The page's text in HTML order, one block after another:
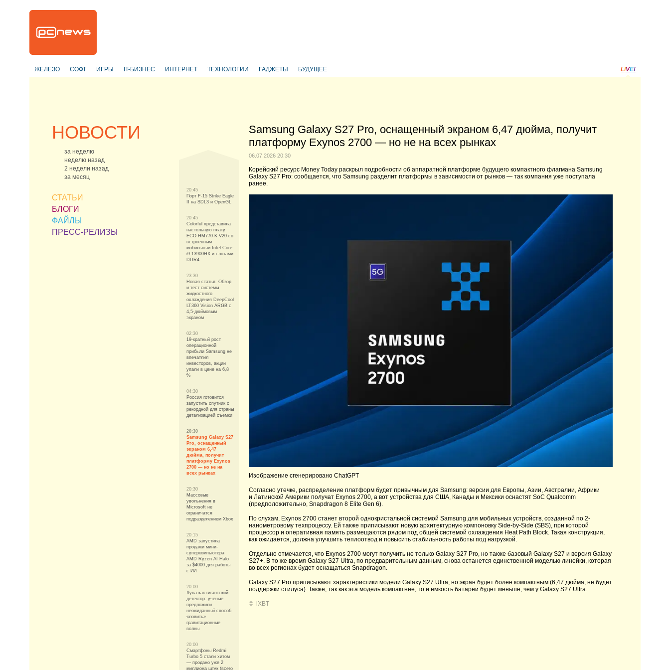
ЖЕЛЕЗО СОФТ ИГРЫ IT-БИЗНЕС ИНТЕРНЕТ ТЕХНОЛОГИИ ГАДЖЕТЫ БУДУЩЕЕ LIVE!
НОВОСТИ
за неделю
неделю назад
2 недели назад
за месяц
СТАТЬИ
БЛОГИ
ФАЙЛЫ
ПРЕСС-РЕЛИЗЫ
20:45
Порт F-15 Strike Eagle
II на SDL3 и OpenGL
20:45
Colorful представила
настольную плату
ECO HM770-K V20 со
встроенным
мобильным Intel Core
i9-13900HX и слотами
DDR4
23:30
Новая статья: Обзор
и тест системы
жидкостного
охлаждения DeepCool
LT360 Vision ARGB с
4,5-дюймовым
экраном
02:30
19-кратный рост
операционной
прибыли Samsung не
впечатлил
инвесторов, акции
упали в цене на 6,8
%
04:30
Россия готовится
запустить спутник с
рекордной для страны
детализацией съемки
20:30
Samsung Galaxy S27
Pro, оснащенный
экраном 6,47
дюйма, получит
платформу Exynos
2700 — но не на
всех рынках
20:30
Массовые
увольнения в
Microsoft не
ограничатся
подразделением Xbox
20:15
AMD запустила
продажи мини-
суперкомпьютера
AMD Ryzen AI Halo
за $4000 для работы
с ИИ
20:00
Луна как гигантский
детектор: ученые
предложили
неожиданный способ
«ловить»
гравитационные
волны
20:00
Смартфоны Redmi
Turbo 5 стали хитом
— продано уже 2
миллиона штук (всего
Samsung Galaxy S27 Pro, оснащенный экраном 6,47 дюйма, получит
платформу Exynos 2700 — но не на всех рынках
06.07.2026 20:30
Корейский ресурс Money Today раскрыл подробности об аппаратной платформе будущего компактного флагмана Samsung
Galaxy S27 Pro: сообщается, что Samsung разделит платформы в зависимости от рынков — так компания уже поступала
ранее.
Изображение сгенерировано ChatGPT
Согласно утечке, распределение платформ будет привычным для Samsung: версии для Европы, Азии, Австралии, Африки
и Латинской Америки получат Exynos 2700, а вот устройства для США, Канады и Мексики оснастят SoC Qualcomm
(предположительно, Snapdragon 8 Elite Gen 6).
По слухам, Exynos 2700 станет второй однокристальной системой Samsung для мобильных устройств, созданной по 2-
нанометровому техпроцессу. Ей также приписывают новую архитектурную компоновку Side-by-Side (SBS), при которой
процессор и оперативная память размещаются рядом под общей системой охлаждения Heat Path Block. Такая конструкция,
как ожидается, должна улучшить теплоотвод и повысить стабильность работы под нагрузкой.
Отдельно отмечается, что Exynos 2700 могут получить не только Galaxy S27 Pro, но также базовый Galaxy S27 и версия Galaxy
S27+. В то же время Galaxy S27 Ultra, по предварительным данным, снова останется единственной моделью линейки, которая
во всех регионах будет оснащаться Snapdragon.
Galaxy S27 Pro приписывают характеристики модели Galaxy S27 Ultra, но экран будет более компактным (6,47 дюйма, не будет
поддержки стилуса). Также, так как эта модель компактнее, то и емкость батареи будет меньше, чем у Galaxy S27 Ultra.
© iXBT